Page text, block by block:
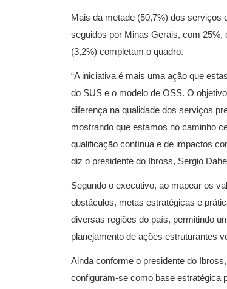
Mais da metade (50,7%) dos serviços
seguidos por Minas Gerais, com 25%,
(3,2%) completam o quadro.
“A iniciativa é mais uma ação que
do SUS e o modelo de OSS. O
diferença na qualidade dos serviços
mostrando que estamos no caminho
qualificação contínua e de impactos
diz o presidente do Ibross, Sergio
Segundo o executivo, ao mapear os
obstáculos, metas estratégicas e
diversas regiões do país, permitindo
planejamento de ações estruturantes
Ainda conforme o presidente do
configuram-se como base estratégica